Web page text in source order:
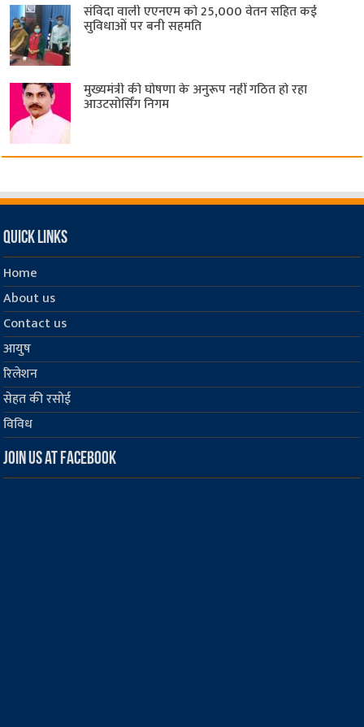
संविदा वाली एएनएम को 25,000 वेतन सहित कई
सुविधाओं पर बनी सहमति
मुख्यमंत्री की घोषणा के अनुरूप नहीं गठित हो रहा
आउटसोर्सिंग निगम
Quick Links
Home
About us
Contact us
आयुष
रिलेशन
सेहत की रसोई
विविध
Join us at Facebook